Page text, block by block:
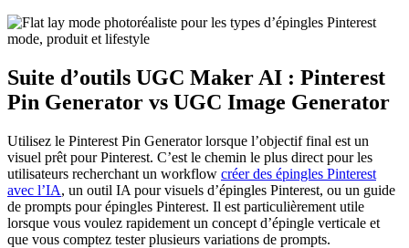
Suite d’outils UGC Maker AI : Pinterest
Pin Generator vs UGC Image Generator
Utilisez le Pinterest Pin Generator lorsque l’objectif final est un
visuel prêt pour Pinterest. C’est le chemin le plus direct pour les
utilisateurs recherchant un workflow créer des épingles Pinterest
avec l’IA, un outil IA pour visuels d’épingles Pinterest, ou un guide
de prompts pour épingles Pinterest. Il est particulièrement utile
lorsque vous voulez rapidement un concept d’épingle verticale et
que vous comptez tester plusieurs variations de prompts.